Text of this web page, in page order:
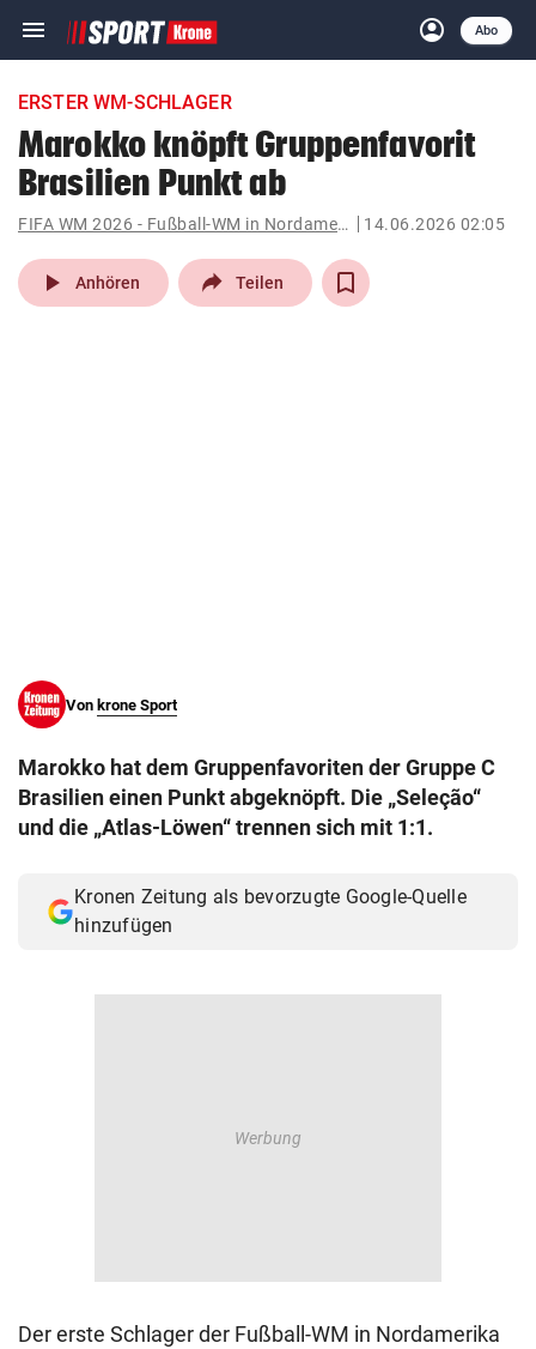
menu Navigation
ein-/ausklappen
account_circle
Anmelden
Abo
close Schließen
account_circle Anmelden
pin_drop
Wien arrow_right
ERSTER WM-SCHLAGER
Marokko knöpft Gruppenfavorit
Brasilien Punkt ab
FIFA WM 2026 - Fußball-WM in Nordamerika 14.06.2026 02:05
play_arrow Anhören Teilen
Von krone Sport
Marokko hat dem Gruppenfavoriten der Gruppe C
Brasilien einen Punkt abgeknöpft. Die „Seleção“
und die „Atlas-Löwen“ trennen sich mit 1:1.
Kronen Zeitung als bevorzugte Google-Quelle
hinzufügen
Der erste Schlager der Fußball-WM in Nordamerika